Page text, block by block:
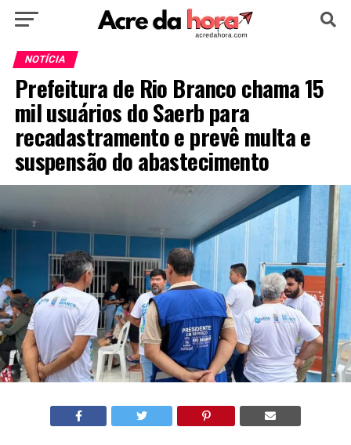
HOME
EDUCAÇÃO NOTÍCIA MUNDO
NOTÍCIA
Prefeitura de Rio Branco chama 15
mil usuários do Saerb para
recadastramento e prevê multa e
suspensão do abastecimento